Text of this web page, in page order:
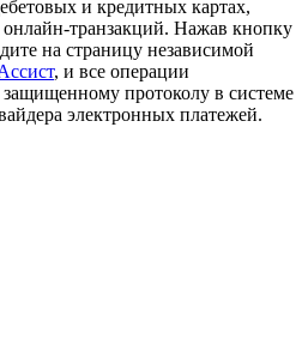
и кредитных картах,
онлайн-транзакций. Нажав кнопку
на страницу независимой
, и все операции
протоколу в системе
электронных платежей.